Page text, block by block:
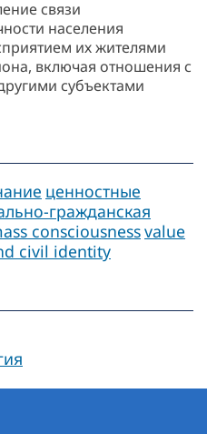
связи
населения
их жителями
включая отношения с
субъектами
ценностные
гражданская
consciousnessvalue
civil identity